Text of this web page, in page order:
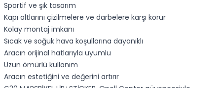
Sportif ve şık tasarım
Kapı altlarını çizilmelere ve darbelere karşı korur
Kolay montaj imkanı
Sıcak ve soğuk hava koşullarına dayanıklı
Aracın orijinal hatlarıyla uyumlu
Uzun ömürlü kullanım
Aracın estetiğini ve değerini artırır